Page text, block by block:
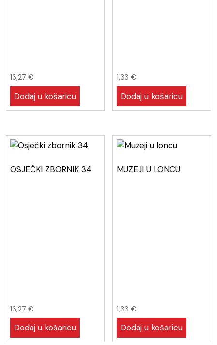
13,27 €
Dodaj u košaricu
1,33€
Dodaj u košaricu
OSJEČKI ZBORNIK 34
13,27 €
Dodaj u košaricu
MUZEJI U LONCU
1,33€
Dodaj u košaricu